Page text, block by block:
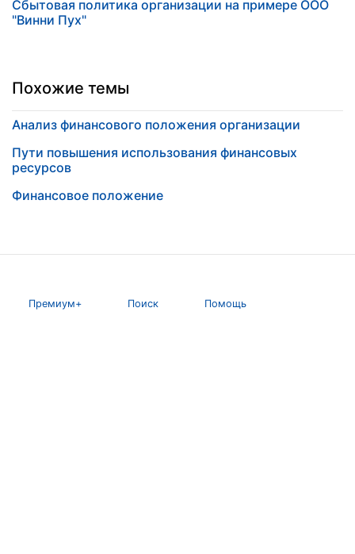
Сбытовая политика организации на примере ООО
"Винни Пух"
Похожие темы
Анализ финансового положения организации
Пути повышения использования финансовых
ресурсов
Финансовое положение
Премиум+ Поиск Помощь